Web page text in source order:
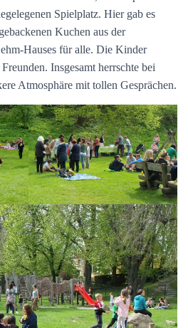
Spielplatz. Hier gab es
Kuchen aus der
Hauses für alle. Die Kinder
Insgesamt herrschte bei
Atmosphäre mit tollen Gesprächen.